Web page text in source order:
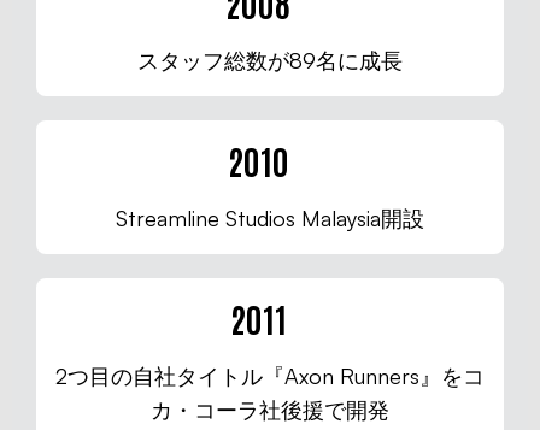
スタッフ総数が89名に成長
2010
Streamline Studios Malaysia開設
2011
2つ目の自社タイトル『Axon Runners』をコ
カ・コーラ社後援で開発